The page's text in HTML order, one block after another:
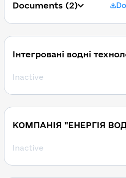
Documents (2)
Інтегровані водні
Inactive
КОМПАНІЯ "ЕНЕРГІЯ
Inactive